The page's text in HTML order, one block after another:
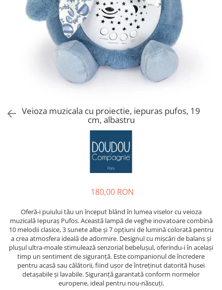
Veioza muzicala cu proiectie, iepuras pufos, 19
cm, albastru
180,00 RON
Oferă-i puiului tău un început blând în lumea viselor cu veioza
muzicală Iepuraș Pufos. Această lampă de veghe inovatoare combină
10 melodii clasice, 3 sunete albe și 7 opțiuni de lumină colorată pentru
a crea atmosfera ideală de adormire. Designul cu mișcări de balans și
plușul ultra-moale stimulează senzorial bebelușul, oferindu-i în același
timp un sentiment de siguranță. Este companionul de încredere
pentru acasă sau călătorii, fiind ușor de întreținut datorită husei
detașabile și lavabile. Siguranță garantată conform normelor
europene, ideal pentru nou-născuți.